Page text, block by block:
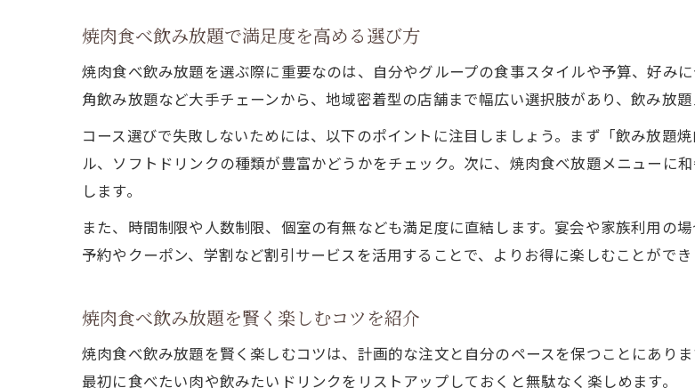
焼肉食べ飲み放題で満足度を高める選び方
焼肉食べ飲み放題を選ぶ際に重要なのは、自分やグループの食事スタイルや予算、好み
角飲み放題など大手チェーンから、地域密着型の店舗まで幅広い選択肢があり、飲み放
コース選びで失敗しないためには、以下のポイントに注目しましょう。まず「飲み放題
ル、ソフトドリンクの種類が豊富かどうかをチェック。次に、焼肉食べ放題メニューに
します。
また、時間制限や人数制限、個室の有無なども満足度に直結します。宴会や家族利用の
予約やクーポン、学割など割引サービスを活用することで、よりお得に楽しむことができ
焼肉食べ飲み放題を賢く楽しむコツを紹介
焼肉食べ飲み放題を賢く楽しむコツは、計画的な注文と自分のペースを保つことにあり
最初に食べたい肉や飲みたいドリンクをリストアップしておくと無駄なく楽しめます。